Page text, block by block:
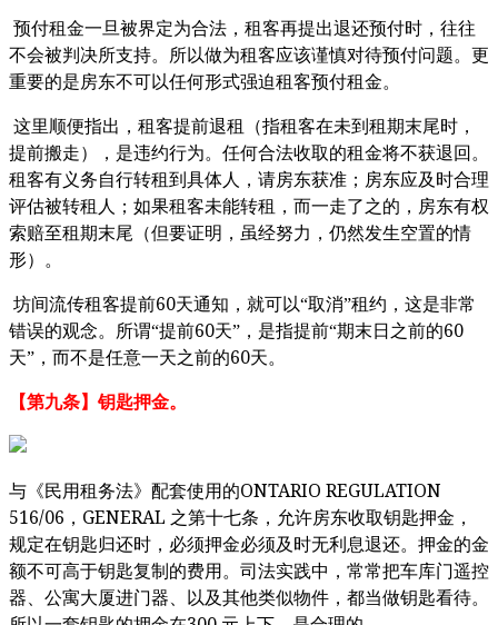
预付租金一旦被界定为合法，租客再提出退还预付时，往往
不会被判决所支持。所以做为租客应该谨慎对待预付问题。更
重要的是房东不可以任何形式强迫租客预付租金。
这里顺便指出，租客提前退租（指租客在未到租期末尾时，
提前搬走），是违约行为。任何合法收取的租金将不获退回。
租客有义务自行转租到具体人，请房东获准；房东应及时合理
评估被转租人；如果租客未能转租，而一走了之的，房东有权
索赔至租期末尾（但要证明，虽经努力，仍然发生空置的情
形）。
坊间流传租客提前60天通知，就可以“取消”租约，这是非常
错误的观念。所谓“提前60天”，是指提前“期末日之前的60
天”，而不是任意一天之前的60天。
【第九条】钥匙押金。
与《民用租务法》配套使用的ONTARIO REGULATION
516/06 ， GENERAL 之第十七条，允许房东收取钥匙押金，
规定在钥匙归还时，必须押金必须及时无利息退还。押金的金
额不可高于钥匙复制的费用。司法实践中，常常把车库门遥控
器、公寓大厦进门器、以及其他类似物件，都当做钥匙看待。